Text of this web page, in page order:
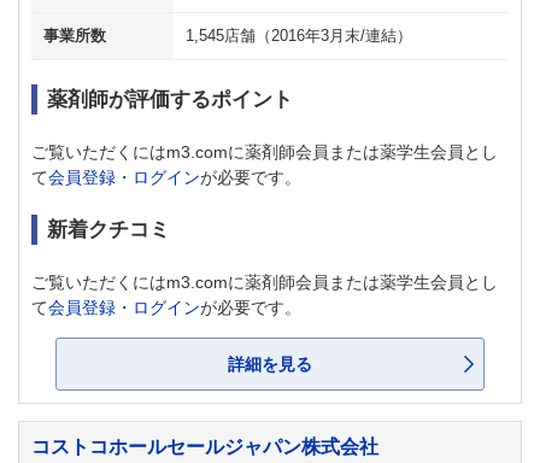
事業所数 1,545店舗（2016年3月末/連結）
薬剤師が評価するポイント
ご覧いただくにはm3.comに薬剤師会員または薬学生会員とし
て会員登録・ログインが必要です。
新着クチコミ
ご覧いただくにはm3.comに薬剤師会員または薬学生会員とし
て会員登録・ログインが必要です。
詳細を見る
コストコホールセールジャパン株式会社